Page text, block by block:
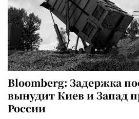
Bloomberg: Задержка
вынудит Киев и Запад
России